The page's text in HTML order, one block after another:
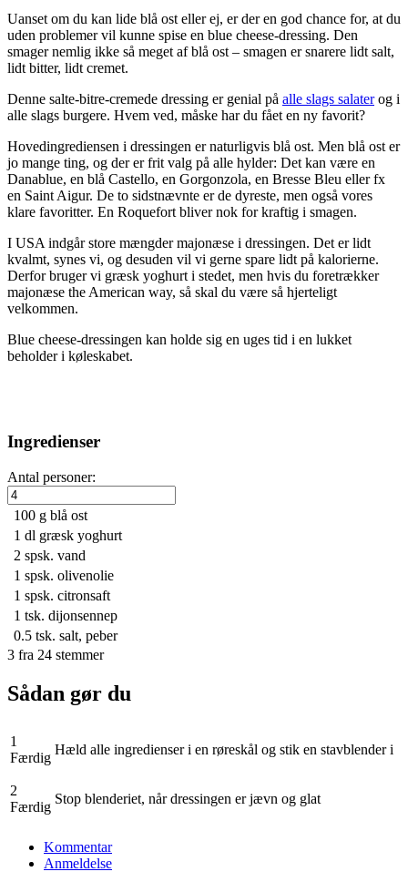
Uanset om du kan lide blå ost eller ej, er der en god chance for, at du
uden problemer vil kunne spise en blue cheese-dressing. Den
smager nemlig ikke så meget af blå ost – smagen er snarere lidt salt,
lidt bitter, lidt cremet.
Denne salte-bitre-cremede dressing er genial på alle slags salaterog i
alle slags burgere. Hvem ved, måske har du fået en ny favorit?
Hovedingrediensen i dressingen er naturligvis blå ost. Men blå ost er
jo mange ting, og der er frit valg på alle hylder: Det kan være en
Danablue, en blå Castello, en Gorgonzola, en Bresse Bleu eller fx
en Saint Aigur. De to sidstnævnte er de dyreste, men også vores
klare favoritter. En Roquefort bliver nok for kraftig i smagen.
I USA indgår store mængder majonæse i dressingen. Det er lidt
kvalmt, synes vi, og desuden vil vi gerne spare lidt på kalorierne.
Derfor bruger vi græsk yoghurt i stedet, men hvis du foretrækker
majonæse the American way, så skal du være så hjerteligt
velkommen.
Blue cheese-dressingen kan holde sig en uges tid i en lukket
beholder i køleskabet.
Ingredienser
Antal personer:
100 g blå ost
1 dl græsk yoghurt
2 spsk. vand
1 spsk. olivenolie
1 spsk. citronsaft
1 tsk. dijonsennep
0.5 tsk. salt, peber
3 fra 24 stemmer
Sådan gør du
1
Færdig
Hæld alle ingredienser i en røreskål og stik en stavblender i
2
Færdig
Stop blenderiet, når dressingen er jævn og glat
Kommentar
Anmeldelse